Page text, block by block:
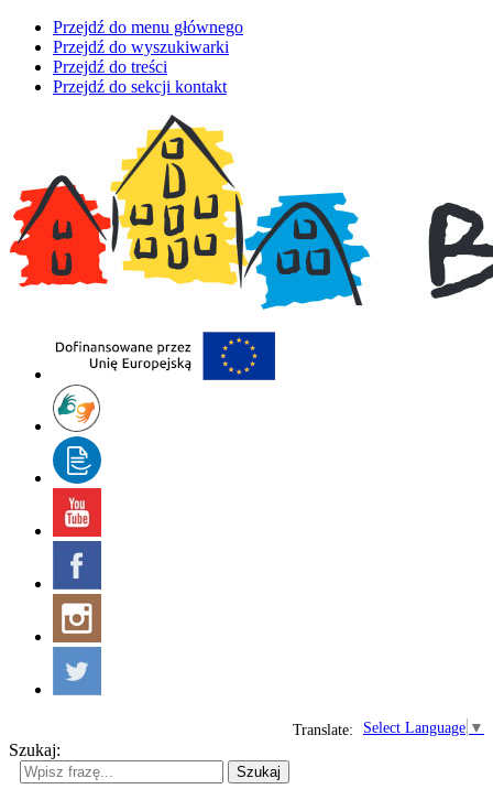
Przejdź do menu głównego
Przejdź do wyszukiwarki
Przejdź do treści
Przejdź do sekcji kontakt
Select Language ▼
Translate:
Szukaj:
Szukaj